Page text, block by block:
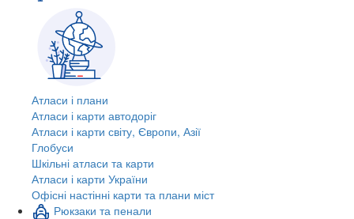
Атласи і плани
Атласи і карти автодоріг
Атласи і карти світу, Європи, Азії
Глобуси
Шкільні атласи та карти
Атласи і карти України
Офісні настінні карти та плани міст
Рюкзаки та пенали